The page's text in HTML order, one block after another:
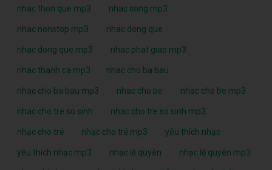
nhac thon que mp3 nhac song mp3
nhac nonstop mp3 nhac dong que
nhac dong que mp3 nhac phat giao mp3
nhac thanh ca mp3 nhac cho ba bau
nhac cho ba bau mp3 nhac cho be nhac cho be mp3
nhac cho tre so sinh nhac cho tre so sinh mp3
nhạc cho trẻ nhạc cho trẻ mp3 yêu thích nhạc
yêu thích nhạc mp3 nhạc lệ quyên nhạc lệ quyên mp3